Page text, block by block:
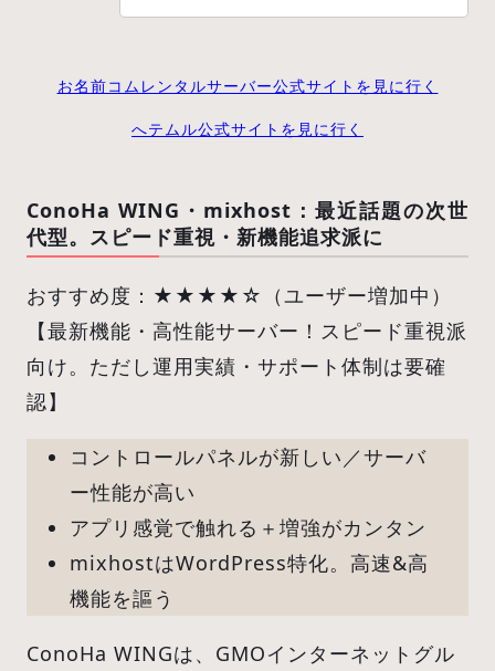
お名前コムレンタルサーバー公式サイトを見に行く
へテムル公式サイトを見に行く
ConoHa WING・mixhost：最近話題の次世
代型。スピード重視・新機能追求派に
おすすめ度：★★★★☆（ユーザー増加中）
【最新機能・高性能サーバー！スピード重視派
向け。ただし運用実績・サポート体制は要確
認】
コントロールパネルが新しい／サーバ
ー性能が高い
アプリ感覚で触れる＋増強がカンタン
mixhostはWordPress特化。高速&高
機能を謳う
ConoHa WINGは、GMOインターネットグル